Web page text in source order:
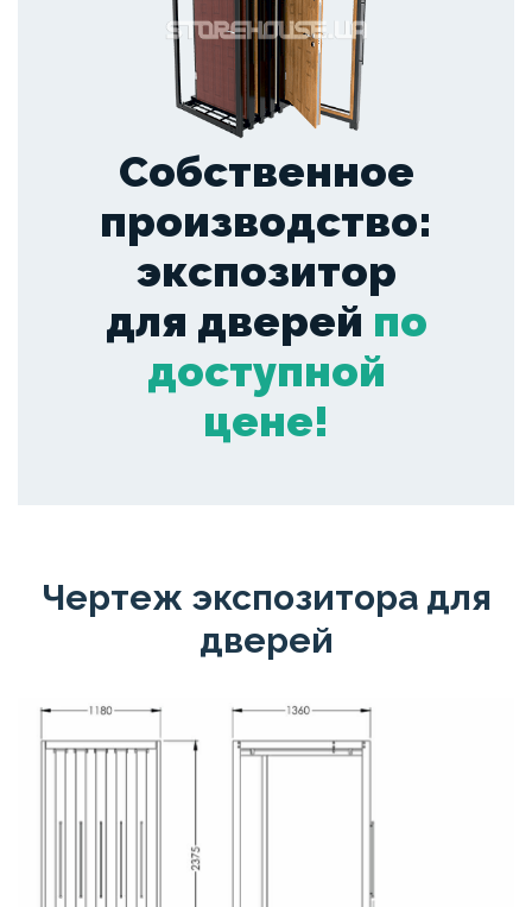
Собственное
производство:
экспозитор
для дверей по
доступной
цене!
Чертеж экспозитора для
дверей